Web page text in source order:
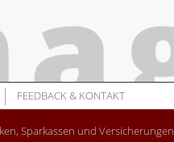
FEEDBACK & KONTAKT
Sparkassen und Versicherungen